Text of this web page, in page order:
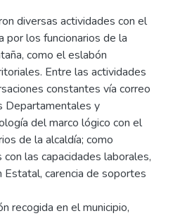
diversas actividades con el
por los funcionarios de la
como el eslabón
Entre las actividades
constantes vía correo
Departamentales y
del marco lógico con el
de la alcaldía; como
las capacidades laborales,
carencia de soportes
recogida en el municipio,